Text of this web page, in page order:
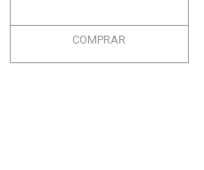
COMPRAR